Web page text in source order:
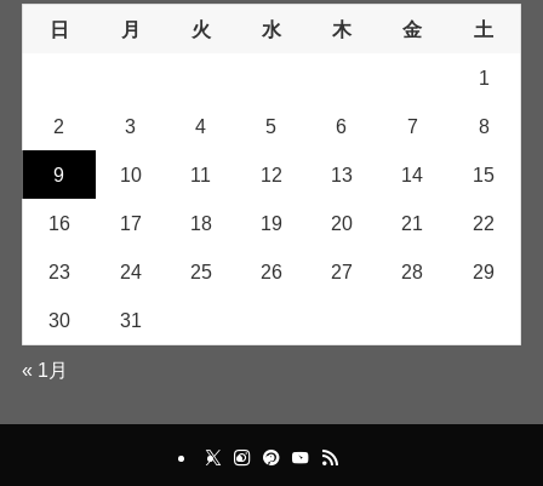
日 月 火 水 木 金 土
1
2 3 4 5 6 7 8
9 10 11 12 13 14 15
16 17 18 19 20 21 22
23 24 25 26 27 28 29
30 31
« 1月